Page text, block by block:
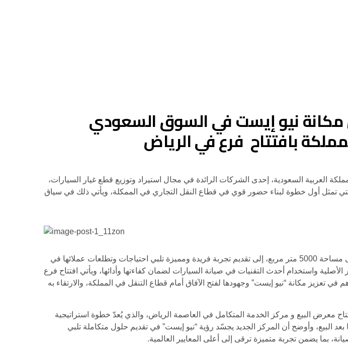
مكانة نيو إيست في السوق السعودي
بافتتاح فرع في الرياض
في المملكة العربية السعودية، إحدى الشركات الرائدة في مجال استيراد وتوزيع قطع غيار السيارات،
تمثل أول خطوة لبناء حضور قوي في قطاع النقل التجاري في الممكلة، ويأتي ذلك في سياق
وتسعى “نيو إيست” عبر مركزها الجديد الذي صمم وفقاً لأعلى المعايير العالمية، ويمتد على مساحة 5000 متر مربع، إلى تقديم تجربة فريدة ومميزة تلبي احتياجات وتطلعات عملائها في
واستخدام أحدث التقنيات في صيانة السيارات لضمان كفاءتها وأدائها، ويأتي افتتاح فرع
مكانة “نيو إيست” وجهودها لفتح الآفاق أمام قطاع التنقل في المملكة، والارتقاء به
معرض البيع و مركز الخدمة المتكامل في العاصمة الرياض، والذي يُعدّ خطوة استراتيجية
وأوضح أن المركز الجديد يجسّد رؤية “نيو إيست” في تقديم حلول متكاملة تلبي
بما يضمن تجربة متميزة ترقى إلى أعلى المعايير العالمية.